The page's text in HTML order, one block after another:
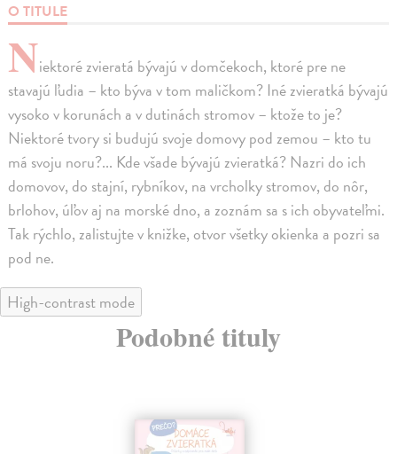
O TITULE
Niektoré zvieratá bývajú v domčekoch, ktoré pre ne
stavajú ľudia – kto býva v tom maličkom? Iné zvieratká bývajú
vysoko v korunách a v dutinách stromov – ktože to je?
Niektoré tvory si budujú svoje domovy pod zemou – kto tu
má svoju noru?... Kde všade bývajú zvieratká? Nazri do ich
domovov, do stajní, rybníkov, na vrcholky stromov, do nôr,
brlohov, úľov aj na morské dno, a zoznám sa s ich obyvateľmi.
Tak rýchlo, zalistujte v knižke, otvor všetky okienka a pozri sa
pod ne.
High-contrast mode
Podobné tituly